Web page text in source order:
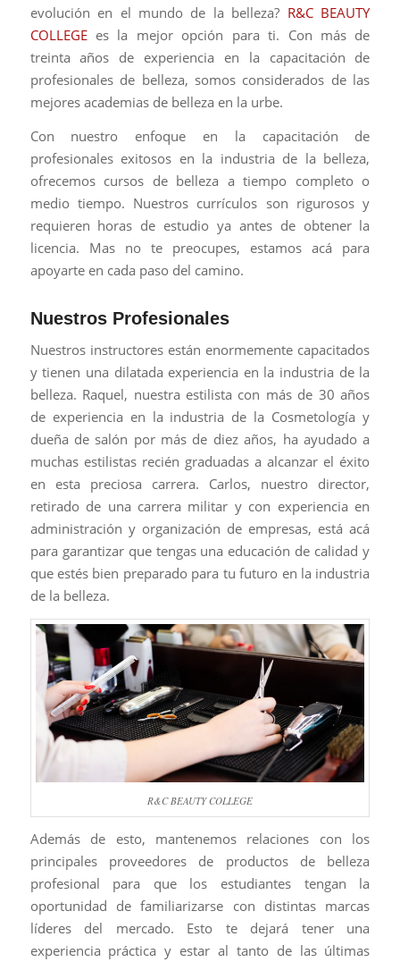
evolución en el mundo de la belleza? R&C BEAUTY
COLLEGEes la mejor opción para ti. Con más de
treinta años de experiencia en la capacitación de
profesionales de belleza, somos considerados de las
mejores academias de belleza en la urbe.
Con nuestro enfoque en la capacitación de
profesionales exitosos en la industria de la belleza,
ofrecemos cursos de belleza a tiempo completo o
medio tiempo. Nuestros currículos son rigurosos y
requieren horas de estudio ya antes de obtener la
licencia. Mas no te preocupes, estamos acá para
apoyarte en cada paso del camino.
Nuestros Profesionales
Nuestros instructores están enormemente capacitados
y tienen una dilatada experiencia en la industria de la
belleza. Raquel, nuestra estilista con más de 30 años
de experiencia en la industria de la Cosmetología y
dueña de salón por más de diez años, ha ayudado a
muchas estilistas recién graduadas a alcanzar el éxito
en esta preciosa carrera. Carlos, nuestro director,
retirado de una carrera militar y con experiencia en
administración y organización de empresas, está acá
para garantizar que tengas una educación de calidad y
que estés bien preparado para tu futuro en la industria
de la belleza.
R&C BEAUTY COLLEGE
Además de esto, mantenemos relaciones con los
principales proveedores de productos de belleza
profesional para que los estudiantes tengan la
oportunidad de familiarizarse con distintas marcas
líderes del mercado. Esto te dejará tener una
experiencia práctica y estar al tanto de las últimas